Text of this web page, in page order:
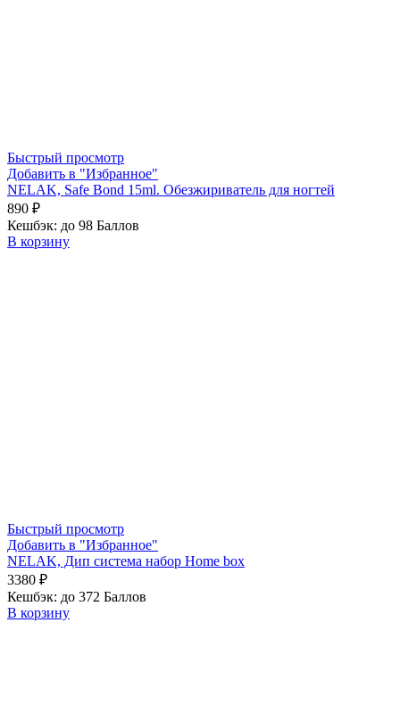
Быстрый просмотр
Добавить в "Избранное"
NELAK, Safe Bond 15ml. Обезжириватель для ногтей
890 ₽
Кешбэк: до 98 Баллов
В корзину
Быстрый просмотр
Добавить в "Избранное"
NELAK, Дип система набор Home box
3380 ₽
Кешбэк: до 372 Баллов
В корзину